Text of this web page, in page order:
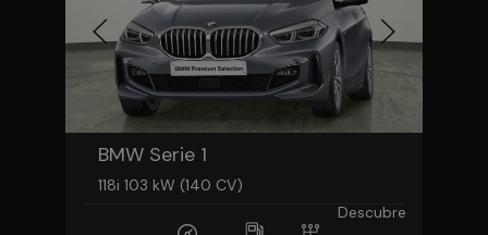
BMW Serie 1
118i 103 kW (140 CV)
Descubre